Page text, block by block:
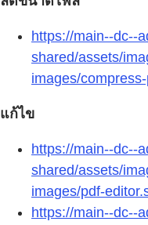
https://main--dc--
shared/assets/
images/
แก้ไข
https://main--dc--
shared/assets/
images/pdf-
https://main--dc--